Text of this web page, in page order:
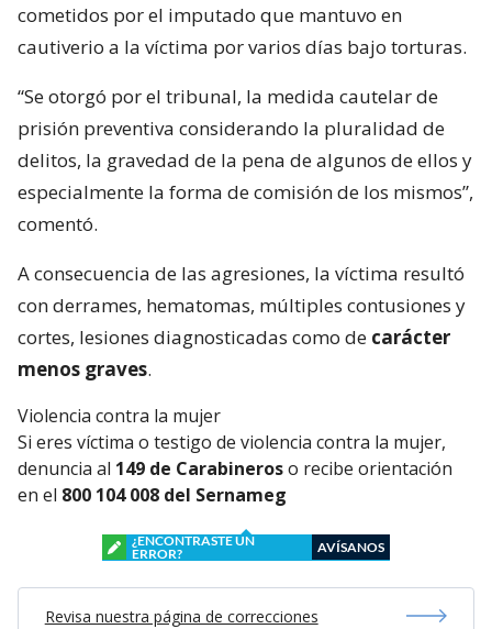
cometidos por el imputado que mantuvo en
cautiverio a la víctima por varios días bajo torturas.
“Se otorgó por el tribunal, la medida cautelar de
prisión preventiva considerando la pluralidad de
delitos, la gravedad de la pena de algunos de ellos y
especialmente la forma de comisión de los mismos”,
comentó.
A consecuencia de las agresiones, la víctima resultó
con derrames, hematomas, múltiples contusiones y
cortes, lesiones diagnosticadas como de carácter
menos graves.
Violencia contra la mujer
Si eres víctima o testigo de violencia contra la mujer,
denuncia al 149 de Carabineroso recibe orientación
en el 800 104 008 del Sernameg
¿ENCONTRASTE UN
ERROR?
AVÍSANOS
Revisa nuestra página de correcciones